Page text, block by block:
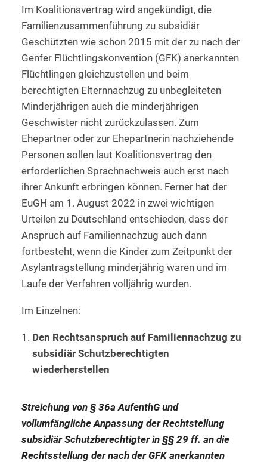
Im Koalitionsvertrag wird angekündigt, die
Familienzusammenführung zu subsidiär
Geschützten wie schon 2015 mit der zu nach der
Genfer Flüchtlingskonvention (GFK) anerkannten
Flüchtlingen gleichzustellen und beim
berechtigten Elternnachzug zu unbegleiteten
Minderjährigen auch die minderjährigen
Geschwister nicht zurückzulassen. Zum
Ehepartner oder zur Ehepartnerin nachziehende
Personen sollen laut Koalitionsvertrag den
erforderlichen Sprachnachweis auch erst nach
ihrer Ankunft erbringen können. Ferner hat der
EuGH am 1. August 2022 in zwei wichtigen
Urteilen zu Deutschland entschieden, dass der
Anspruch auf Familiennachzug auch dann
fortbesteht, wenn die Kinder zum Zeitpunkt der
Asylantragstellung minderjährig waren und im
Laufe der Verfahren volljährig wurden.
Im Einzelnen:
Den Rechtsanspruch auf Familiennachzug zu
subsidiär Schutzberechtigten
wiederherstellen
Streichung von § 36a AufenthG und
vollumfängliche Anpassung der Rechtstellung
subsidiär Schutzberechtigter in §§ 29 ff. an die
Rechtsstellung der nach der GFK anerkannten